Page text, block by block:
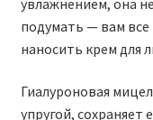
подумать — вам
наносить крем для
Гиалуроновая
упругой, сохраняет